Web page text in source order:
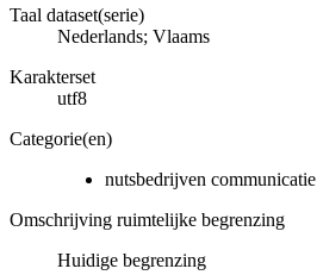
Taal dataset(serie)
Nederlands; Vlaams
Karakterset
utf8
Categorie(en)
nutsbedrijven communicatie
Omschrijving ruimtelijke begrenzing
Huidige begrenzing